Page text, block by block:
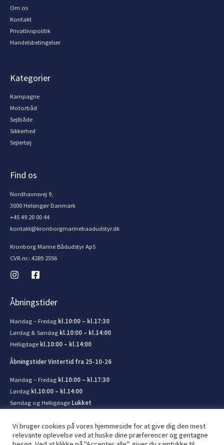
Om os
Kontakt
Privatlivspolitik
Handelsbetingelser
Kategorier
Kampagne
Motorbåd
Sejlbåde
Sikkerhed
Sejlertøj
Find os
Nordhavnsvej 9,
3000 Helsingør Danmark
+45 49 20 00 44
kontakt@kronborgmarinebaadudstyr.dk
Kronborg Marine Bådudstyr ApS
CVR.nr.: 4289 2556
Åbningstider
Mandag – Fredag kl.10:00 – kl.17:30
Lørdag & Søndag kl.10:00 – kl.14:00
Helligdage kl.10:00 – kl.14:00
Åbningstider Vintertid fra 25-10-26
Mandag – Fredag kl.10:00 – kl.17:30
Lørdag kl.10:00 – kl.14:00
Søndag og Helligdage Lukket
Vi bruger cookies på vores hjemmeside for at give dig den mest
relevante oplevelse ved at huske dine præferencer og gentagne